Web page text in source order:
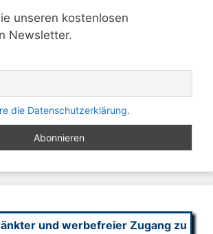
unseren kostenlosen
Newsletter.
die Datenschutzerklärung.
und werbefreier Zugang zu